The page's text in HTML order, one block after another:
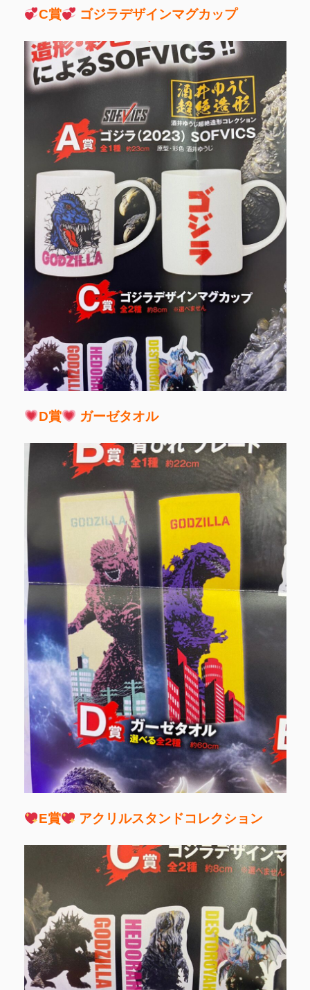
C賞 ゴジラデザインマグカップ
D賞 ガーゼタオル
E賞 アクリルスタンドコレクション